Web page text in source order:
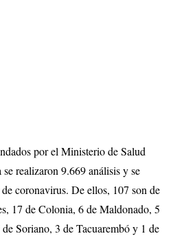
por el Ministerio de Salud
realizaron 9.669 análisis y se
coronavirus. De ellos, 107 son de
17 de Colonia, 6 de Maldonado, 5
Soriano, 3 de Tacuarembó y 1 de